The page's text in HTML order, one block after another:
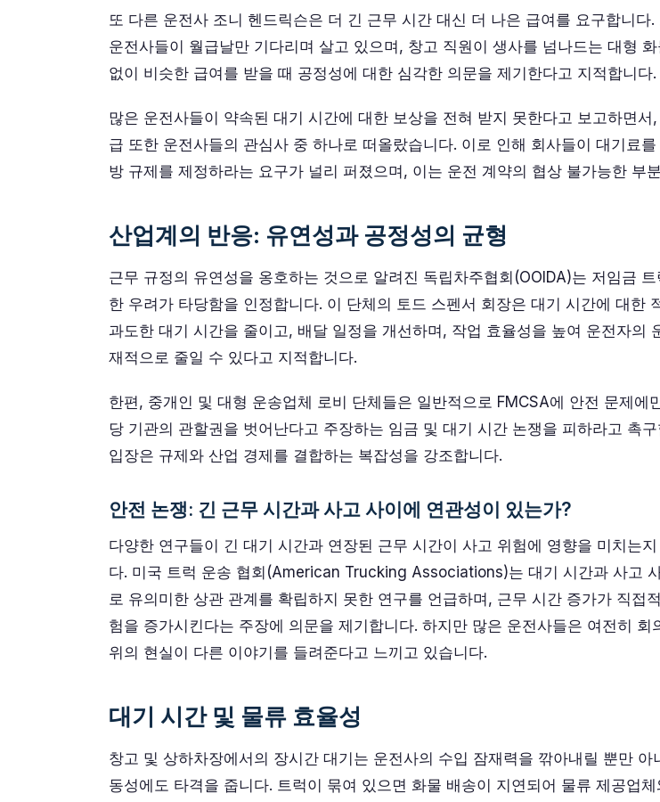
또 다른 운전사 조니 헨드릭슨은 더 긴 근무 시간 대신 더 나은 급여를 요구합니다.
운전사들이 월급날만 기다리며 살고 있으며, 창고 직원이 생사를 넘나드는 대형
없이 비슷한 급여를 받을 때 공정성에 대한 심각한 의문을 제기한다고 지적합니다.
많은 운전사들이 약속된 대기 시간에 대한 보상을 전혀 받지 못한다고 보고하면서
급 또한 운전사들의 관심사 중 하나로 떠올랐습니다. 이로 인해 회사들이 대기료
방 규제를 제정하라는 요구가 널리 퍼졌으며, 이는 운전 계약의 협상 불가능한 부
산업계의 반응: 유연성과 공정성의 균형
근무 규정의 유연성을 옹호하는 것으로 알려진 독립차주협회(OOIDA)는 저임금 트
한 우려가 타당함을 인정합니다. 이 단체의 토드 스펜서 회장은 대기 시간에 대한
과도한 대기 시간을 줄이고, 배달 일정을 개선하며, 작업 효율성을 높여 운전자의
재적으로 줄일 수 있다고 지적합니다.
한편, 중개인 및 대형 운송업체 로비 단체들은 일반적으로 FMCSA에 안전 문제에
당 기관의 관할권을 벗어난다고 주장하는 임금 및 대기 시간 논쟁을 피하라고 촉구
입장은 규제와 산업 경제를 결합하는 복잡성을 강조합니다.
안전 논쟁: 긴 근무 시간과 사고 사이에 연관성이 있는가?
다양한 연구들이 긴 대기 시간과 연장된 근무 시간이 사고 위험에 영향을 미치는
다. 미국 트럭 운송 협회(American Trucking Associations)는 대기 시간과 사고
로 유의미한 상관 관계를 확립하지 못한 연구를 언급하며, 근무 시간 증가가 직접
험을 증가시킨다는 주장에 의문을 제기합니다. 하지만 많은 운전사들은 여전히 회
위의 현실이 다른 이야기를 들려준다고 느끼고 있습니다.
대기 시간 및 물류 효율성
창고 및 상하차장에서의 장시간 대기는 운전사의 수입 잠재력을 깎아내릴 뿐만 아
동성에도 타격을 줍니다. 트럭이 묶여 있으면 화물 배송이 지연되어 물류 제공업체